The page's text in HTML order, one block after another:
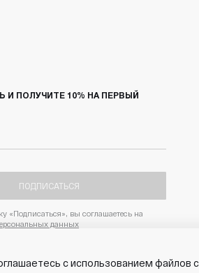
ПОЛУЧИТЕ 10% НА ПЕРВЫЙ
ПОДПИСАТЬСЯ
«Подписаться», вы соглашаетесь на
данных
с использованием файлов